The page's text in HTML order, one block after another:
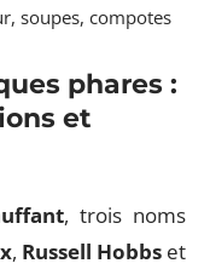
soupes, compotes
phares :
et
, trois noms
, Russell Hobbset